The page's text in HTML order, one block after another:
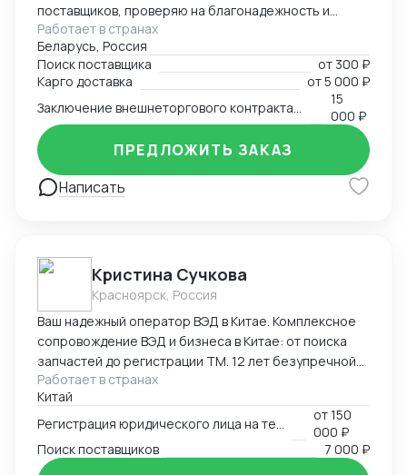
поставщиков, проверяю на благонадежность и
выстраиваю долгосрочные торговые отношения.
Осуществляю полный цикл сделки с китайскими
производителями от поиска поставщика и выкупа
товаров, до поставки продукции на склад покупателя.
Берусь за сложные проекты и помогаю решить
нестандартные вопросы.
Работает в странах
Беларусь, Россия
Поиск поставщика
от 300 ₽
Карго доставка
от5 000 ₽
15
000 ₽
Написать
ПРЕДЛОЖИТЬ ЗАКАЗ
Кристина Сучкова
Красноярск, Россия
Ваш надежный оператор ВЭД в Китае. Комплексное
сопровождение ВЭД и бизнеса в Китае: от поиска
запчастей до регистрации ТМ. 12 лет безупречной
логистики. Опыт и специализация: * 12 лет в ВЭД:
Глубокое понимание китайского рынка и
юридических тонкостей. * Профильные поставки:
Экспертиза в категориях: автозапчасти,
промышленное и медицинское оборудование. Знаем
Работает в странах
Китай
от150
000 ₽
Поиск поставщиков
7 000 ₽